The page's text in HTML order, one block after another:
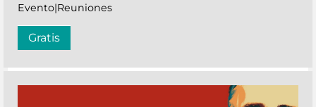
Evento|Reuniones
Gratis